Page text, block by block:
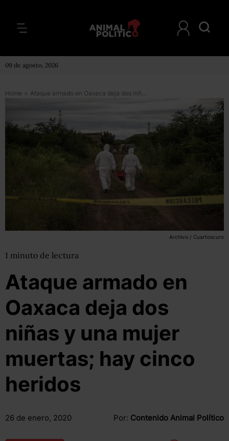
09 de agosto, 2026
Home > Ataque armado en Oaxaca deja dos niñas y una mujer muertas; hay cinco heridos
Archivo / Cuartoscuro
1 minuto de lectura
Ataque armado en
Oaxaca deja dos
niñas y una mujer
muertas; hay cinco
heridos
26 de enero, 2020 Por: Contenido Animal Político